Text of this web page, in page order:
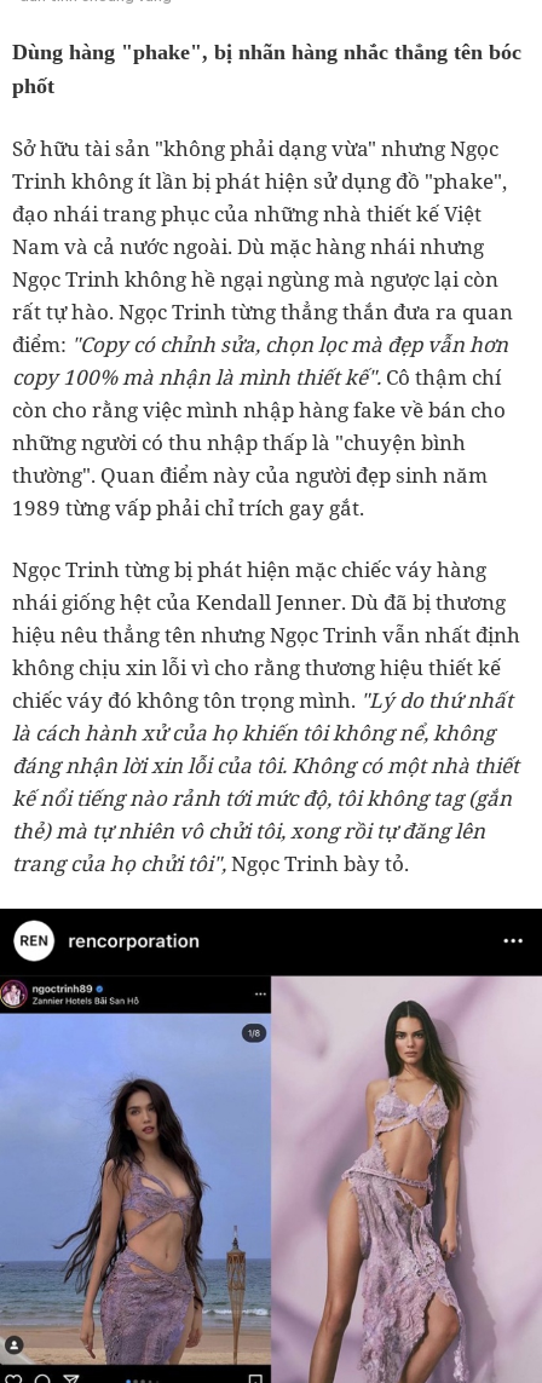
Dùng hàng "phake", bị nhãn hàng nhắc thẳng tên bóc
phốt
Sở hữu tài sản "không phải dạng vừa" nhưng Ngọc
Trinh không ít lần bị phát hiện sử dụng đồ "phake",
đạo nhái trang phục của những nhà thiết kế Việt
Nam và cả nước ngoài. Dù mặc hàng nhái nhưng
Ngọc Trinh không hề ngại ngùng mà ngược lại còn
rất tự hào. Ngọc Trinh từng thẳng thắn đưa ra quan
điểm: "Copy có chỉnh sửa, chọn lọc mà đẹp vẫn hơn
copy 100% mà nhận là mình thiết kế". Cô thậm chí
còn cho rằng việc mình nhập hàng fake về bán cho
những người có thu nhập thấp là "chuyện bình
thường". Quan điểm này của người đẹp sinh năm
1989 từng vấp phải chỉ trích gay gắt.
Ngọc Trinh từng bị phát hiện mặc chiếc váy hàng
nhái giống hệt của Kendall Jenner. Dù đã bị thương
hiệu nêu thẳng tên nhưng Ngọc Trinh vẫn nhất định
không chịu xin lỗi vì cho rằng thương hiệu thiết kế
chiếc váy đó không tôn trọng mình. "Lý do thứ nhất
là cách hành xử của họ khiến tôi không nể, không
đáng nhận lời xin lỗi của tôi. Không có một nhà thiết
kế nổi tiếng nào rảnh tới mức độ, tôi không tag (gắn
thẻ) mà tự nhiên vô chửi tôi, xong rồi tự đăng lên
trang của họ chửi tôi",Ngọc Trinh bày tỏ.